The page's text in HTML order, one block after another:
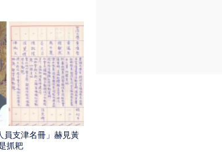
員支津名冊」赫見黃
抓耙